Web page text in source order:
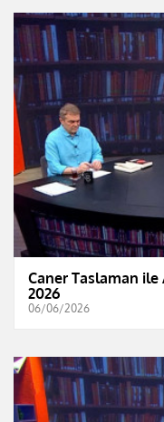
Caner Taslaman ile
2026
06/06/2026